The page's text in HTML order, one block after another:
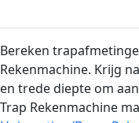
Bereken
Rekenmachine. Krijg
en trede diepte om
Trap Rekenmachine